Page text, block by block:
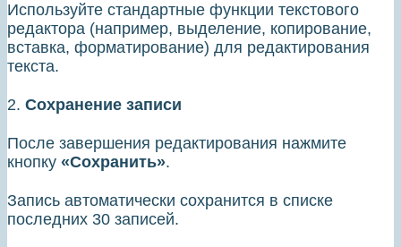
Используйте стандартные функции текстового
редактора (например, выделение, копирование,
вставка, форматирование) для редактирования
текста.
2. Сохранение записи
После завершения редактирования нажмите
кнопку «Сохранить».
Запись автоматически сохранится в списке
последних 30 записей.